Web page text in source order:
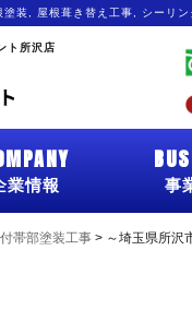
装, 屋根葺き替え工事, シーリ
ト所沢店
業情報 事
付帯部塗装工事 > ～埼玉県所沢